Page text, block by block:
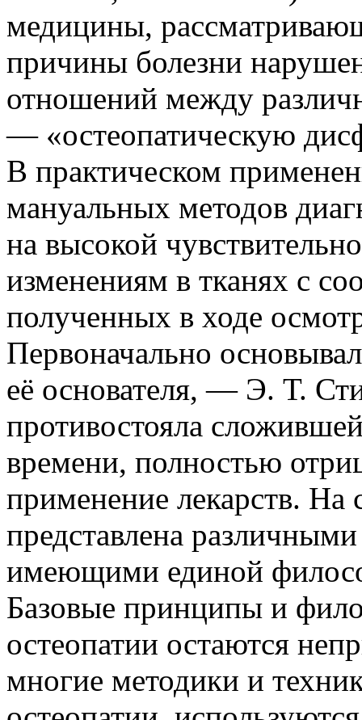
медицины,
причины болезни
отношений между
— «остеопатическую
В практическом
мануальных методов
на высокой
изменениям в тканях с
полученных в ходе
Первоначально
её основателя, — Э. Т.
противостояла
времени, полностью
применение лекарств.
представлена
имеющими единой
Базовые принципы и
остеопатии остаются
многие методики и